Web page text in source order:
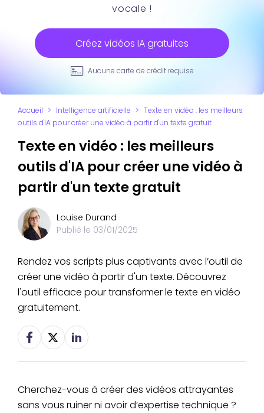
vocale !
Créez vidéos IA gratuites
Aucune carte de crédit requise
Accueil > Intelligence artificielle > Texte en vidéo : les meilleurs
outils d'IA pour créer une vidéo à partir d'un texte gratuit
Texte en vidéo : les meilleurs
outils d'IA pour créer une vidéo à
partir d'un texte gratuit
Louise Durand
Publié le 03/01/2025
Rendez vos scripts plus captivants avec l’outil de
créer une vidéo à partir d'un texte. Découvrez
l'outil efficace pour transformer le texte en vidéo
gratuitement.
Cherchez-vous à créer des vidéos attrayantes
sans vous ruiner ni avoir d’expertise technique ?